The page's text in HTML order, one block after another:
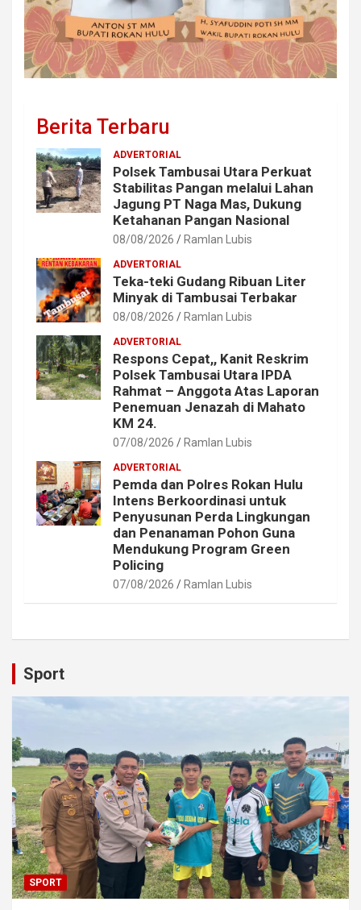
Berita Terbaru
ADVERTORIAL
Polsek Tambusai Utara Perkuat
Stabilitas Pangan melalui Lahan
Jagung PT Naga Mas, Dukung
Ketahanan Pangan Nasional
08/08/2026 Ramlan Lubis
ADVERTORIAL
Teka-teki Gudang Ribuan Liter
Minyak di Tambusai Terbakar
08/08/2026 Ramlan Lubis
ADVERTORIAL
Respons Cepat,, Kanit Reskrim
Polsek Tambusai Utara IPDA
Rahmat – Anggota Atas Laporan
Penemuan Jenazah di Mahato
KM 24.
07/08/2026 Ramlan Lubis
ADVERTORIAL
Pemda dan Polres Rokan Hulu
Intens Berkoordinasi untuk
Penyusunan Perda Lingkungan
dan Penanaman Pohon Guna
Mendukung Program Green
Policing
07/08/2026 Ramlan Lubis
Sport
SPORT